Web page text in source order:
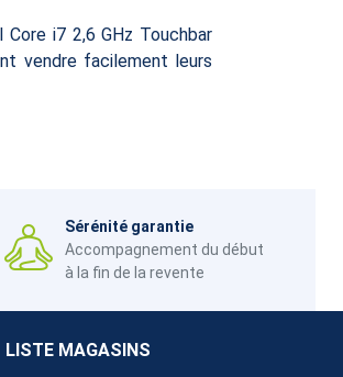
i7 2,6 GHz Touchbar
vendre facilement leurs
Sérénité garantie
Accompagnement du début
à la fin de la revente
LISTE MAGASINS